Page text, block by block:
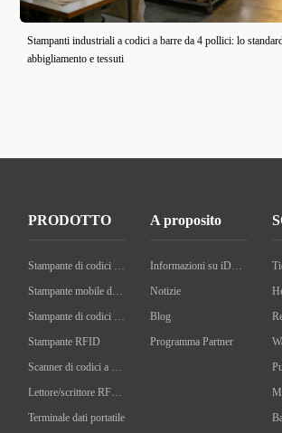
Stampanti industriali a codici a barre da 4 pollici: lo
abbigliamento e tessuti
PRODOTTO
Stampante di codici a barre desktop
Stampante mobile di codici a barre
Stampante di codici a barre industriale
Stampante RFID
Scanner di codici a barre portatile
Lettore/scrittore RFID portatile
Terminale dati portatile
A proposito
Informazioni su iDPRT
Notizie
Blog
Programma Partner